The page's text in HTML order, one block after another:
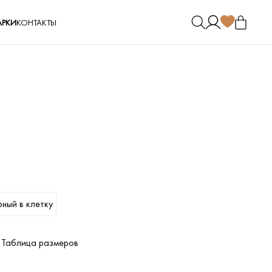
КОНТАКТЫ
в клетку
Таблица размеров